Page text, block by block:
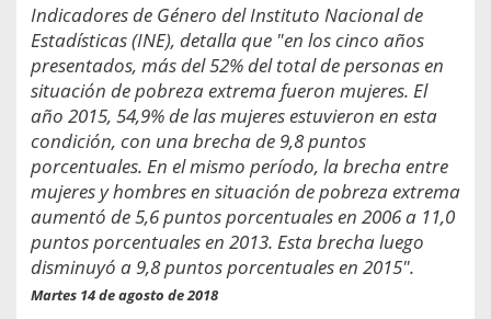
Indicadores de Género del Instituto Nacional de
Estadísticas (INE), detalla que "en los cinco años
presentados, más del 52% del total de personas en
situación de pobreza extrema fueron mujeres. El
año 2015, 54,9% de las mujeres estuvieron en esta
condición, con una brecha de 9,8 puntos
porcentuales. En el mismo período, la brecha entre
mujeres y hombres en situación de pobreza extrema
aumentó de 5,6 puntos porcentuales en 2006 a 11,0
puntos porcentuales en 2013. Esta brecha luego
disminuyó a 9,8 puntos porcentuales en 2015".
Martes 14 de agosto de 2018